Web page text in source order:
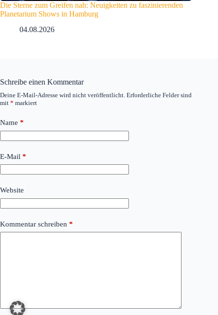
Die Sterne zum Greifen nah: Neuigkeiten zu faszinierenden
Planetarium Shows in Hamburg
04.08.2026
Schreibe einen Kommentar
Deine E-Mail-Adresse wird nicht veröffentlicht. Erforderliche Felder sind
mit * markiert
Name *
E-Mail *
Website
Kommentar schreiben *